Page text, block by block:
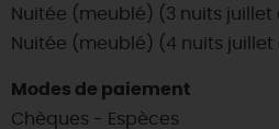
Nuitée (meublé) (3 nuits juillet
Nuitée (meublé) (4 nuits juillet
Modes de paiement
Chèques - Espèces